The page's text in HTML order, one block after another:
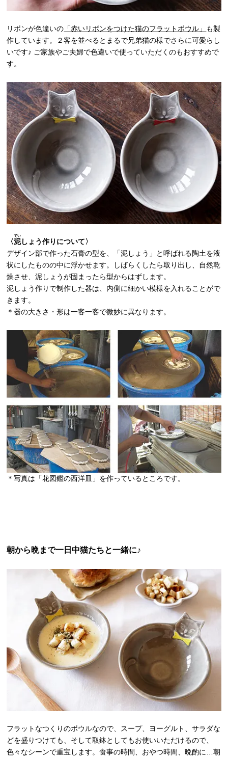
リボンが色違いの 「赤いリボンをつけた猫のフラットボウル」 も製
作しています。２客を並べるとまるで兄弟猫の様でさらに可愛らし
いです♪ ご家族やご夫婦で色違いで使っていただくのもおすすめで
す。
〈泥
でい
しょう作りについて〉
デザイン部で作った石膏の型を、「泥しょう」と呼ばれる陶土を液
状にしたものの中に浮かせます。しばらくしたら取り出し、自然乾
燥させ、泥しょうが固まったら型からはずします。
泥しょう作りで制作した器は、内側に細かい模様を入れることがで
きます。
＊器の大きさ・形は一客一客で微妙に異なります。
＊写真は「花図鑑の西洋皿」を作っているところです。
朝から晩まで一日中猫たちと一緒に♪
フラットなつくりのボウルなので、スープ、ヨーグルト、サラダな
どを盛りつけても、そして取鉢としてもお使いいただけるので、
色々なシーンで重宝します。食事の時間、おやつ時間、晩酌に…朝